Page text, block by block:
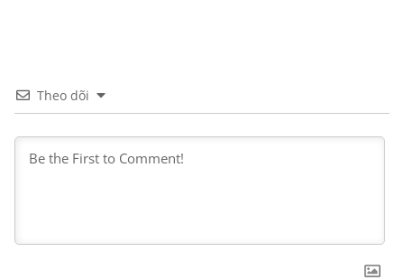
Theo dõi